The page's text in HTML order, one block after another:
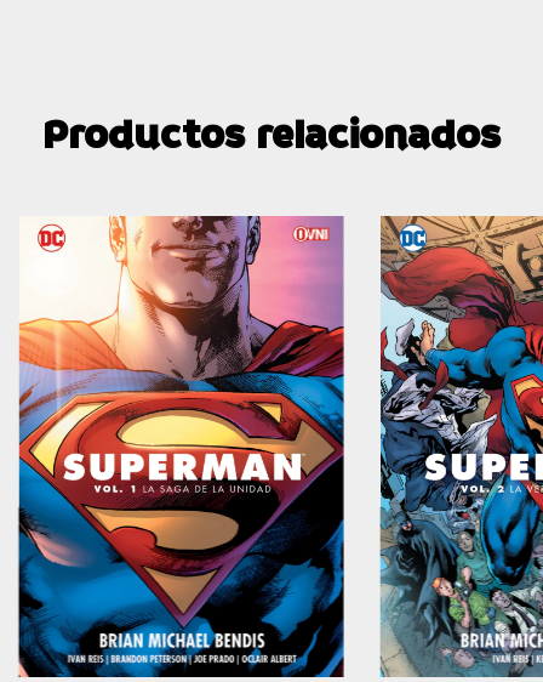
Productos relacionados